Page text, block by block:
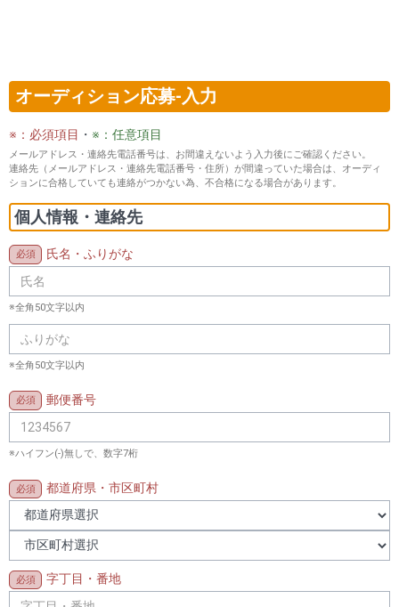
オーディション応募-入力
※：必須項目 ・ ※：任意項目
メールアドレス・連絡先電話番号は、お間違えないよう入力後にご確認ください。
連絡先（メールアドレス・連絡先電話番号・住所）が間違っていた場合は、オーディ
ションに合格していても連絡がつかない為、不合格になる場合があります。
個人情報・連絡先
氏名・ふりがな
※全角50文字以内
※全角50文字以内
郵便番号
※ハイフン(-)無しで、数字7桁
都道府県・市区町村
字丁目・番地